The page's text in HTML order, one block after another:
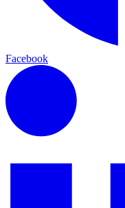
Facebook